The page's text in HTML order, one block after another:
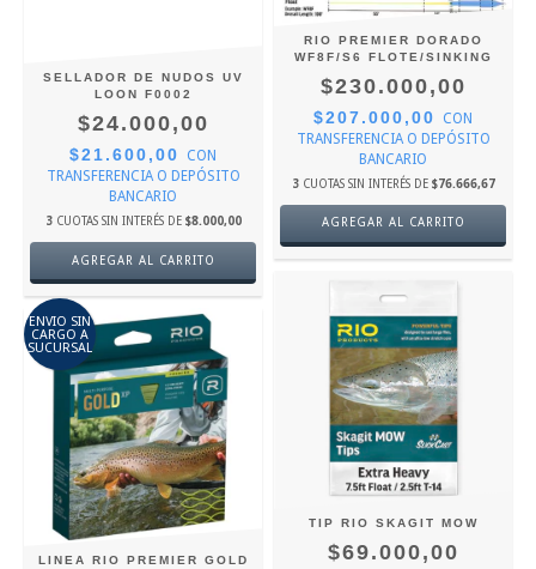
SELLADOR DE NUDOS UV
LOON F0002
$24.000,00
$21.600,00
CON
TRANSFERENCIA O DEPÓSITO
BANCARIO
3 CUOTAS SIN INTERÉS DE $8.000,00
RIO PREMIER DORADO
WF8F/S6 FLOTE/SINKING
$230.000,00
$207.000,00
CON
TRANSFERENCIA O DEPÓSITO
BANCARIO
3 CUOTAS SIN INTERÉS DE $76.666,67
AGREGAR AL CARRITO
ENVIO SIN
CARGO A
SUCURSAL
LINEA RIO PREMIER GOLD
TIP RIO SKAGIT MOW
$69.000,00